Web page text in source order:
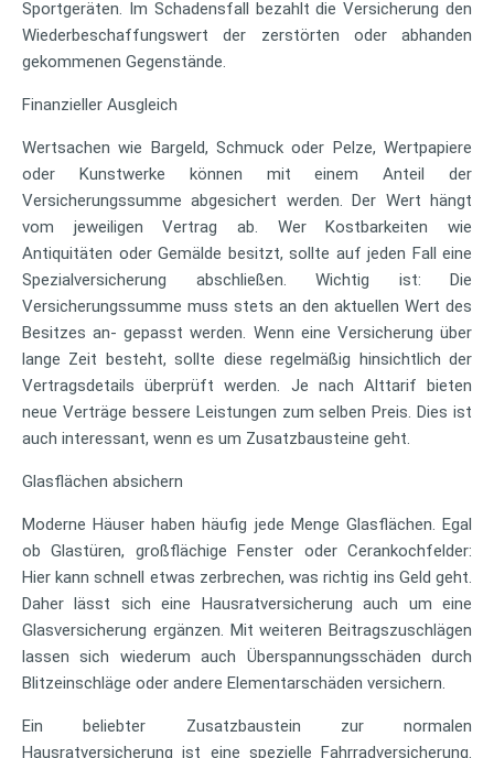
Sportgeräten. Im Schadensfall bezahlt die Versicherung den
Wiederbeschaffungswert der zerstörten oder abhanden
gekommenen Gegenstände.
Finanzieller Ausgleich
Wertsachen wie Bargeld, Schmuck oder Pelze, Wertpapiere
oder Kunstwerke können mit einem Anteil der
Versicherungssumme abgesichert werden. Der Wert hängt
vom jeweiligen Vertrag ab. Wer Kostbarkeiten wie
Antiquitäten oder Gemälde besitzt, sollte auf jeden Fall eine
Spezialversicherung abschließen. Wichtig ist: Die
Versicherungssumme muss stets an den aktuellen Wert des
Besitzes an- gepasst werden. Wenn eine Versicherung über
lange Zeit besteht, sollte diese regelmäßig hinsichtlich der
Vertragsdetails überprüft werden. Je nach Alttarif bieten
neue Verträge bessere Leistungen zum selben Preis. Dies ist
auch interessant, wenn es um Zusatzbausteine geht.
Glasflächen absichern
Moderne Häuser haben häufig jede Menge Glasflächen. Egal
ob Glastüren, großflächige Fenster oder Cerankochfelder:
Hier kann schnell etwas zerbrechen, was richtig ins Geld geht.
Daher lässt sich eine Hausratversicherung auch um eine
Glasversicherung ergänzen. Mit weiteren Beitragszuschlägen
lassen sich wiederum auch Überspannungsschäden durch
Blitzeinschläge oder andere Elementarschäden versichern.
Ein beliebter Zusatzbaustein zur normalen
Hausratversicherung ist eine spezielle Fahrradversicherung.